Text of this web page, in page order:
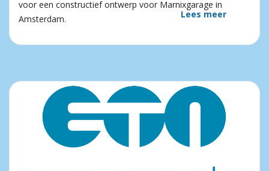
voor een constructief ontwerp voor Marnixgarage in
Amsterdam.
Lees meer